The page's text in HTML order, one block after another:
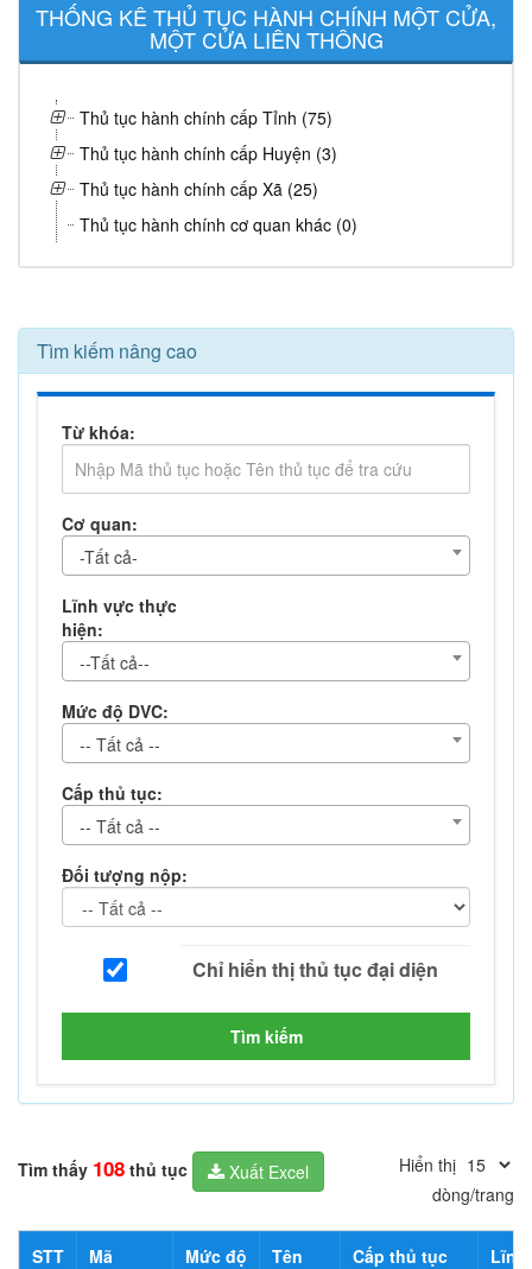
THỐNG KÊ THỦ TỤC HÀNH CHÍNH MỘT CỬA,
MỘT CỬA LIÊN THÔNG
Thủ tục hành chính cấp Tỉnh (75)
Thủ tục hành chính cấp Huyện (3)
Thủ tục hành chính cấp Xã (25)
Thủ tục hành chính cơ quan khác (0)
Tìm kiếm nâng cao
Từ khóa:
Cơ quan:
-Tất cả-
Lĩnh vực thực
hiện:
--Tất cả--
Mức độ DVC:
-- Tất cả --
Cấp thủ tục:
-- Tất cả --
Đối tượng nộp:
Tìm kiếm
Tìm thấy 108 thủ tục Xuất Excel
Hiển thị
dòng/trang
STT
Mã
Mức độ
Tên
Cấp thủ tục
Lĩnh